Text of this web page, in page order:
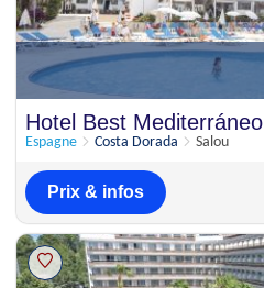
Hotel Best Mediterráneo
Espagne Costa Dorada Salou
Prix & infos